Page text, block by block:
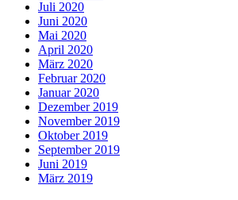
Juli 2020
Juni 2020
Mai 2020
April 2020
März 2020
Februar 2020
Januar 2020
Dezember 2019
November 2019
Oktober 2019
September 2019
Juni 2019
März 2019